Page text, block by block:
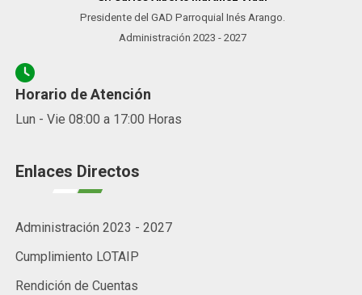
Presidente del GAD Parroquial Inés Arango.
Administración 2023 - 2027
Horario de Atención
Lun - Vie 08:00 a 17:00 Horas
Enlaces Directos
Administración 2023 - 2027
Cumplimiento LOTAIP
Rendición de Cuentas